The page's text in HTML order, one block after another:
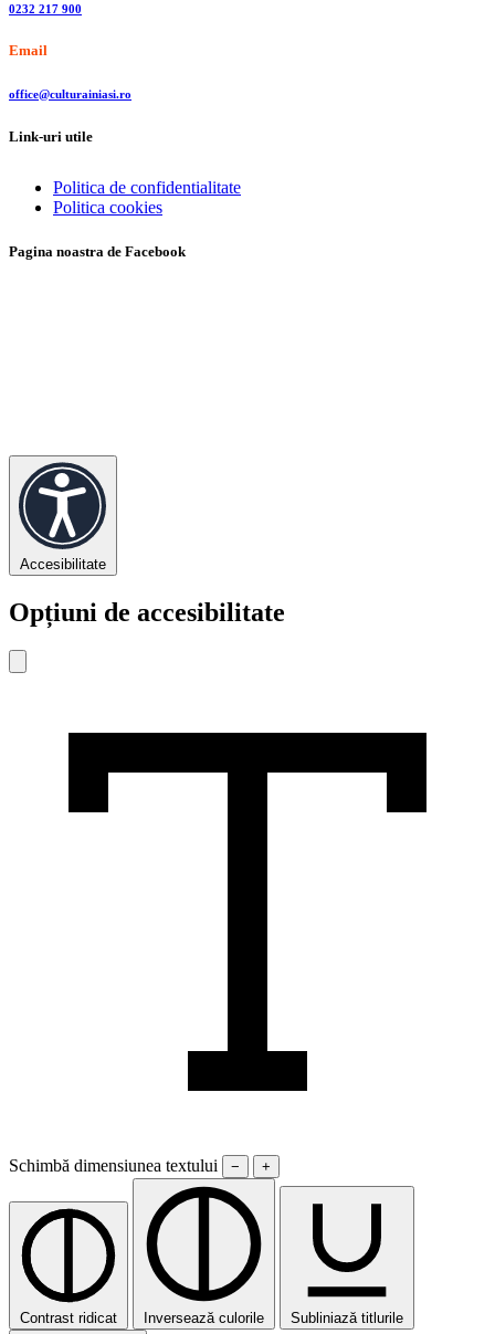
0232 217 900
Email
office@culturainiasi.ro
Link-uri utile
Politica de confidentialitate
Politica cookies
Pagina noastra de Facebook
Accesibilitate
Opțiuni de accesibilitate
Schimbă dimensiunea textului − +
Contrast ridicat Inversează culorile Subliniază titlurile